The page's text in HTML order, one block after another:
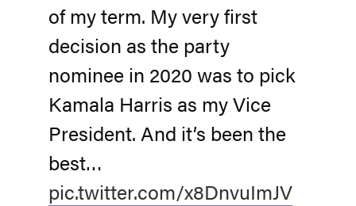
of my term. My very first
decision as the party
nominee in 2020 was to pick
Kamala Harris as my Vice
President. And it’s been the
best…
pic.twitter.com/x8DnvuImJV